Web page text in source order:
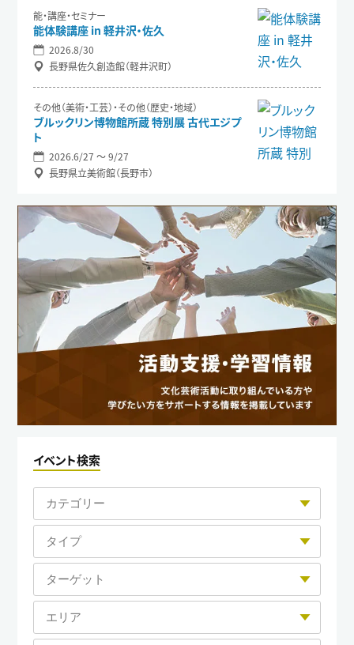
能・講座・セミナー
能体験講座 in 軽井沢・佐久
2026.8/30
長野県佐久創造館（軽井沢町）
その他（美術・工芸）・その他（歴史・地域）
ブルックリン博物館所蔵 特別展 古代エジプ
ト
2026.6/27 〜 9/27
長野県立美術館（長野市）
イベント検索